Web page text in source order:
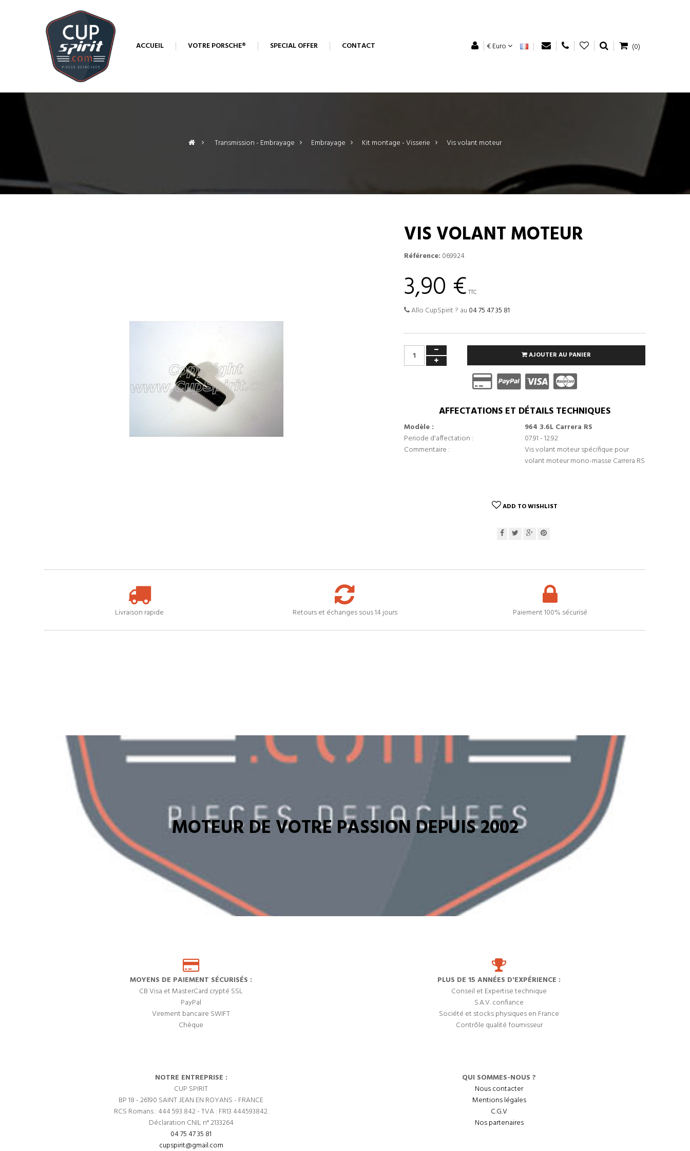
ACCUEIL VOTRE PORSCHE® SPECIAL OFFER CONTACT € Euro (0)
> Transmission - Embrayage > Embrayage > Kit montage - Visserie > Vis volant moteur
VIS VOLANT MOTEUR
Référence: 069924
3,90 € TTC
Allo CupSpirit ? au 04 75 47 35 81
AJOUTER AU PANIER
AFFECTATIONS ET DÉTAILS TECHNIQUES
Modèle :
964 3.6L Carrera RS
Periode d'affectation :
07.91 - 12.92
Commentaire :
Vis volant moteur spécifique pour
volant moteur mono-masse Carrera RS
ADD TO WISHLIST
Livraison rapide Retours et échanges sous 14 jours Paiement 100% sécurisé
MOTEUR DE VOTRE PASSION DEPUIS 2002
MOYENS DE PAIEMENT SÉCURISÉS :
CB Visa et MasterCard crypté SSL
PayPal
Virement bancaire SWIFT
Chèque
PLUS DE 15 ANNÉES D'EXPÉRIENCE :
Conseil et Expertise technique
S.A.V. confiance
Société et stocks physiques en France
Contrôle qualité fournisseur
NOTRE ENTREPRISE :
CUP SPIRIT
BP 18 - 26190 SAINT JEAN EN ROYANS - FRANCE
RCS Romans : 444 593 842 - TVA : FR13 444593842.
Déclaration CNIL n° 2133264
04 75 47 35 81
cupspirit@gmail.com
QUI SOMMES-NOUS ?
Nous contacter
Mentions légales
C.G.V
Nos partenaires